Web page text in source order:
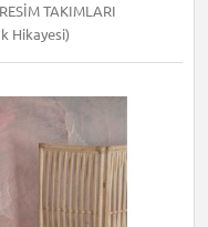
TAKIMLARI
Hikayesi)